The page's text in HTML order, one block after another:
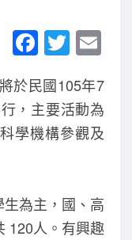
F
c
e
b
o
k
T
wi
tt
er
ail
於民國105年7
，主要活動為
學機構參觀及
為主，國、高
120人。有興趣